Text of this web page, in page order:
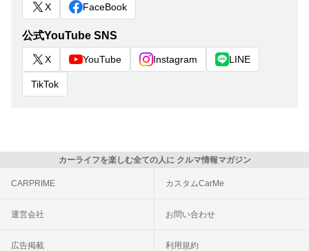
X FaceBook
公式YouTube SNS
X YouTube Instagram LINE
TikTok
カーライフを楽しむ全ての人に クルマ情報マガジン
CARPRIME カスタムCarMe
運営会社 お問い合わせ
広告掲載 利用規約